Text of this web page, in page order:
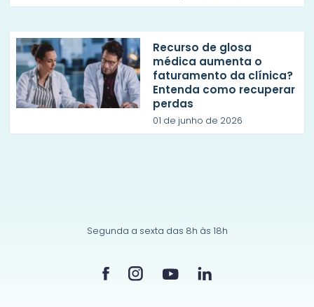
Recurso de glosa
médica aumenta o
faturamento da clínica?
Entenda como recuperar
perdas
01 de junho de 2026
Segunda a sexta das 8h às 18h